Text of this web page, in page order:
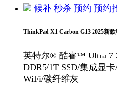
候补 秒杀 预约 预约
ThinkPad X1 Carbon G13 2025新款
英特尔® 酷睿™ Ultra 7
DDR5/1T SSD/集成显
WiFi/碳纤维灰